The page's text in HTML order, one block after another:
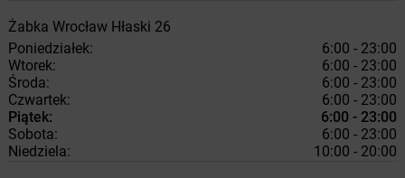
Żabka Wrocław Hłaski 26
Poniedziałek:
6:00 - 23:00
Wtorek:
6:00 - 23:00
Środa:
6:00 - 23:00
Czwartek:
6:00 - 23:00
Piątek:
6:00 - 23:00
Sobota:
6:00 - 23:00
Niedziela:
10:00 - 20:00